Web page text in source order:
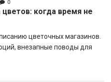
0
цветов: когда время не
цветочных магазинов.
внезапные поводы для